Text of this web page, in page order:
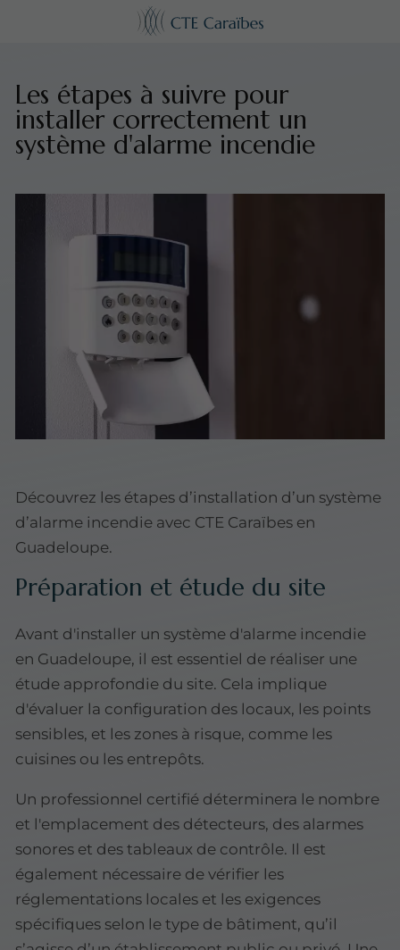
Les étapes à suivre pour
installer correctement un
système d'alarme incendie
Découvrez les étapes d’installation d’un système
d’alarme incendie avec CTE Caraïbes en
Guadeloupe.
Préparation et étude du site
Avant d'installer un système d'alarme incendie
en Guadeloupe, il est essentiel de réaliser une
étude approfondie du site. Cela implique
d'évaluer la configuration des locaux, les points
sensibles, et les zones à risque, comme les
cuisines ou les entrepôts.
Un professionnel certifié déterminera le nombre
et l'emplacement des détecteurs, des alarmes
sonores et des tableaux de contrôle. Il est
également nécessaire de vérifier les
réglementations locales et les exigences
spécifiques selon le type de bâtiment, qu’il